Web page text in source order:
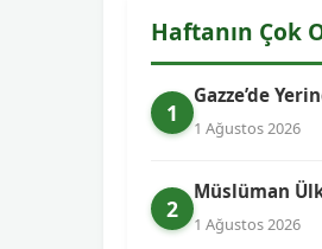
Haftanın Çok
1
Gazze’de
1 Ağustos 2026
2
Müslüman
1 Ağustos 2026